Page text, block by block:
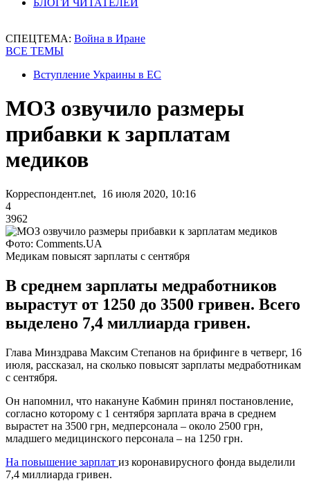
БЛОГИ ЧИТАТЕЛЕЙ
СПЕЦТЕМА: Война в Иране
ВСЕ ТЕМЫ
Вступление Украины в ЕС
МОЗ озвучило размеры
прибавки к зарплатам
медиков
Корреспондент.net, 16 июля 2020, 10:16
4
3962
Фото: Comments.UA
Медикам повысят зарплаты с сентября
В среднем зарплаты медработников
вырастут от 1250 до 3500 гривен. Всего
выделено 7,4 миллиарда гривен.
Глава Минздрава Максим Степанов на брифинге в четверг, 16
июля, рассказал, на сколько повысят зарплаты медработникам
с сентября.
Он напомнил, что накануне Кабмин принял постановление,
согласно которому с 1 сентября зарплата врача в среднем
вырастет на 3500 грн, медперсонала – около 2500 грн,
младшего медицинского персонала – на 1250 грн.
На повышение зарплат из коронавирусного фонда выделили
7,4 миллиарда гривен.